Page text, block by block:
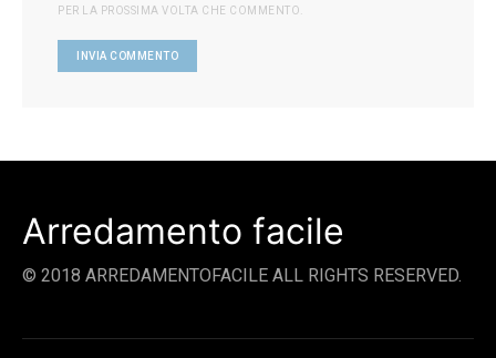
PER LA PROSSIMA VOLTA CHE COMMENTO.
Arredamento facile
© 2018 ARREDAMENTOFACILE ALL RIGHTS RESERVED.